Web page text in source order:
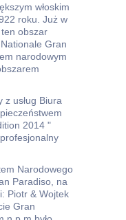
włoskim
roku. Już w
ten obszar
Gran
narodowym
usług Biura
2014 "
Narodowego
Paradiso, na
Piotr & Wojtek
Gran